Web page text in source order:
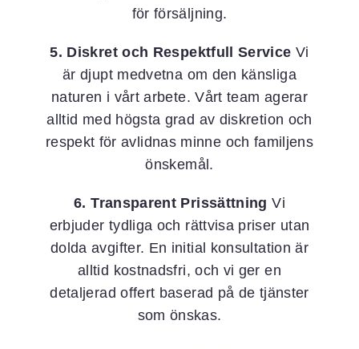
för försäljning.
5. Diskret och Respektfull Service Vi
är djupt medvetna om den känsliga
naturen i vårt arbete. Vårt team agerar
alltid med högsta grad av diskretion och
respekt för avlidnas minne och familjens
önskemål.
6. Transparent Prissättning Vi
erbjuder tydliga och rättvisa priser utan
dolda avgifter. En initial konsultation är
alltid kostnadsfri, och vi ger en
detaljerad offert baserad på de tjänster
som önskas.